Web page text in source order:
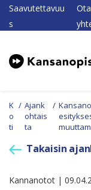
Saavutettavuu
s
Ota
K
o
ti
/ Ajank
ohtais
ta
/
Takaisin
Kannanotot |